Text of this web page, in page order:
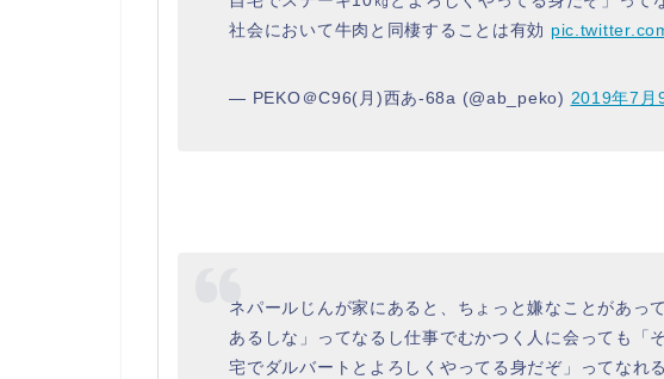
社会において牛肉と同棲することは有効
— PEKO＠C96(月)西あ-68a (@ab_peko) 2019年7月
ネパールじんが家にあると、ちょっと嫌なことがあっ
あるしな」ってなるし仕事でむかつく人に会っても「
宅でダルバートとよろしくやってる身だぞ」ってなれ